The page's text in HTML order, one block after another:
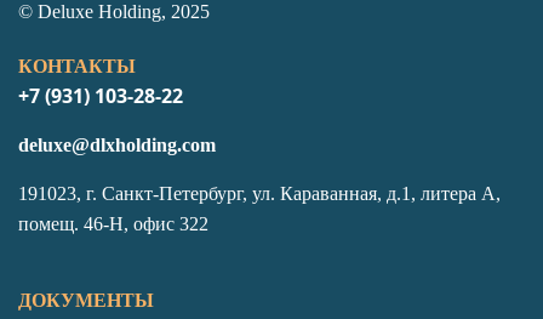
© Deluxe Holding, 2025
КОНТАКТЫ
+7 (931) 103-28-22
deluxe@dlxholding.com
191023, г. Санкт-Петербург, ул. Караванная, д.1, литера А,
помещ. 46-Н, офис 322
ДОКУМЕНТЫ